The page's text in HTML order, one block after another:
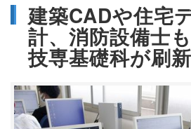
建築CADや住宅
計、消防設備士
技専基礎科が刷新